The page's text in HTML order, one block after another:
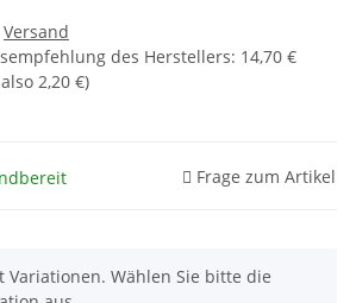
Versand
des Herstellers: 14,70 €
2,20 €)
Frage zum Artikel
Variationen. Wählen Sie bitte die